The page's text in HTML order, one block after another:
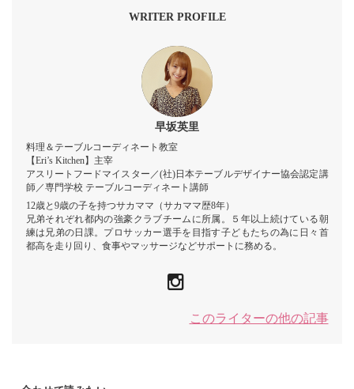
WRITER PROFILE
早坂英里
料理＆テーブルコーディネート教室
【Eri’s Kitchen】主宰
アスリートフードマイスター／(社)日本テーブルデザイナー協会認定講
師／専門学校 テーブルコーディネート講師
12歳と9歳の子を持つサカママ（サカママ歴8年）
兄弟それぞれ都内の強豪クラブチームに所属。５年以上続けている朝
練は兄弟の日課。プロサッカー選手を目指す子どもたちの為に日々首
都高を走り回り、食事やマッサージなどサポートに務める。
このライターの他の記事